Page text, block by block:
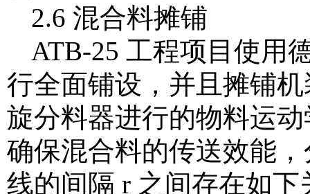
2.6 混合料摊铺
ATB-25 工程项目使用
行全面铺设，并且摊铺
旋分料器进行的物料运
确保混合料的传送效能
线的间隔 r 之间存在如